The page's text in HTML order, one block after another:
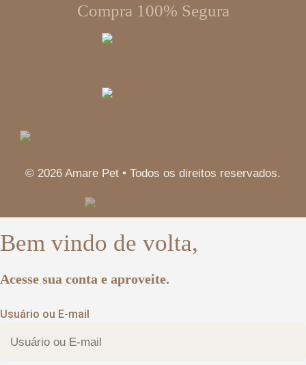
Compra 100% Segura
© 2026 Amare Pet • Todos os direitos reservados.
Bem vindo de volta,
Acesse sua conta e aproveite.
Usuário ou E-mail